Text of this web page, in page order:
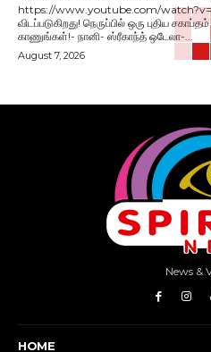
https://www.youtube.com/
விடப்படுகிறது! நெருப்பில் ஒரு புதிய
காணுங்கள்!- நானி- ஸ்ரீகாந்த் ஒடேலா-...
August 7, 2026
News &
HOME